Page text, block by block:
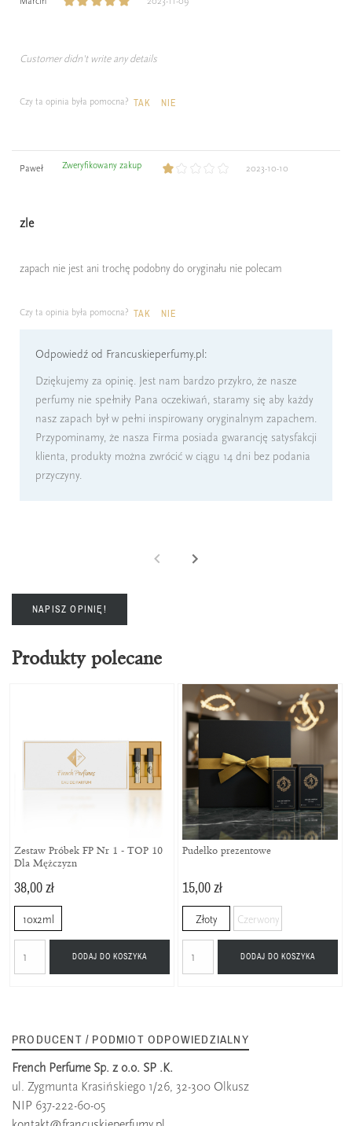
Customer didn't write any details
Czy ta opinia była pomocna? TAK NIE
Paweł Zweryfikowany zakup 2023-10-10
zle
zapach nie jest ani trochę podobny do oryginału nie polecam
Czy ta opinia była pomocna? TAK NIE
Odpowiedź od Francuskieperfumy.pl:
Dziękujemy za opinię. Jest nam bardzo przykro, że nasze
perfumy nie spełniły Pana oczekiwań, staramy się aby każdy
nasz zapach był w pełni inspirowany oryginalnym zapachem.
Przypominamy, że nasza Firma posiada gwarancję satysfakcji
klienta, produkty można zwrócić w ciągu 14 dni bez podania
przyczyny.
NAPISZ OPINIĘ!
Produkty polecane
Zestaw Próbek FP Nr 1 - TOP 10
Dla Mężczyzn
38,00 zł
10x2ml
DODAJ DO KOSZYKA
Pudełko prezentowe
15,00 zł
Złoty Czerwony
DODAJ DO KOSZYKA
PRODUCENT / PODMIOT ODPOWIEDZIALNY
French Perfume Sp. z o.o. SP .K.
ul. Zygmunta Krasińskiego 1/26, 32-300 Olkusz
NIP 637-222-60-05